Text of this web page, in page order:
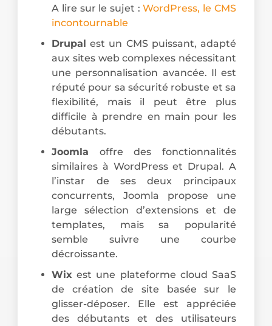
A lire sur le sujet :WordPress, le CMS
incontournable
Drupal est un CMS puissant, adapté
aux sites web complexes nécessitant
une personnalisation avancée. Il est
réputé pour sa sécurité robuste et sa
flexibilité, mais il peut être plus
difficile à prendre en main pour les
débutants.
Joomla offre des fonctionnalités
similaires à WordPress et Drupal. A
l’instar de ses deux principaux
concurrents, Joomla propose une
large sélection d’extensions et de
templates, mais sa popularité
semble suivre une courbe
décroissante.
Wix est une plateforme cloud SaaS
de création de site basée sur le
glisser-déposer. Elle est appréciée
des débutants et des utilisateurs